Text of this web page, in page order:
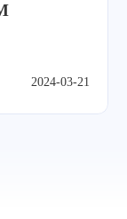
2024-03-21